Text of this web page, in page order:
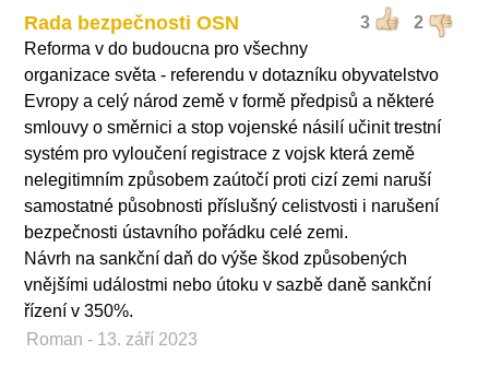
3 2
Rada bezpečnosti OSN
Reforma v do budoucna pro všechny
organizace světa - referendu v dotazníku obyvatelstvo
Evropy a celý národ země v formě předpisů a některé
smlouvy o směrnici a stop vojenské násilí učinit trestní
systém pro vyloučení registrace z vojsk která země
nelegitimním způsobem zaútočí proti cizí zemi naruší
samostatné působnosti příslušný celistvosti i narušení
bezpečnosti ústavního pořádku celé zemi.
Návrh na sankční daň do výše škod způsobených
vnějšími událostmi nebo útoku v sazbě daně sankční
řízení v 350%.
Roman - 13. září 2023